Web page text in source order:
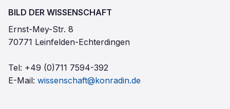
BILD DER WISSENSCHAFT
Ernst-Mey-Str. 8
70771 Leinfelden-Echterdingen
Tel: +49 (0)711 7594-392
E-Mail: wissenschaft@konradin.de